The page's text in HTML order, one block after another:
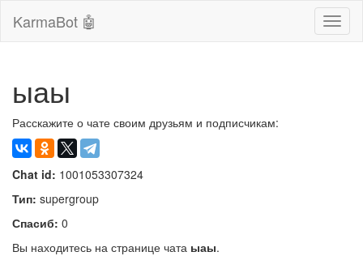
KarmaBot 🤖
ыаы
Расскажите о чате своим друзьям и подписчикам:
Chat id: 1001053307324
Тип: supergroup
Спасиб: 0
Вы находитесь на странице чата ыаы.